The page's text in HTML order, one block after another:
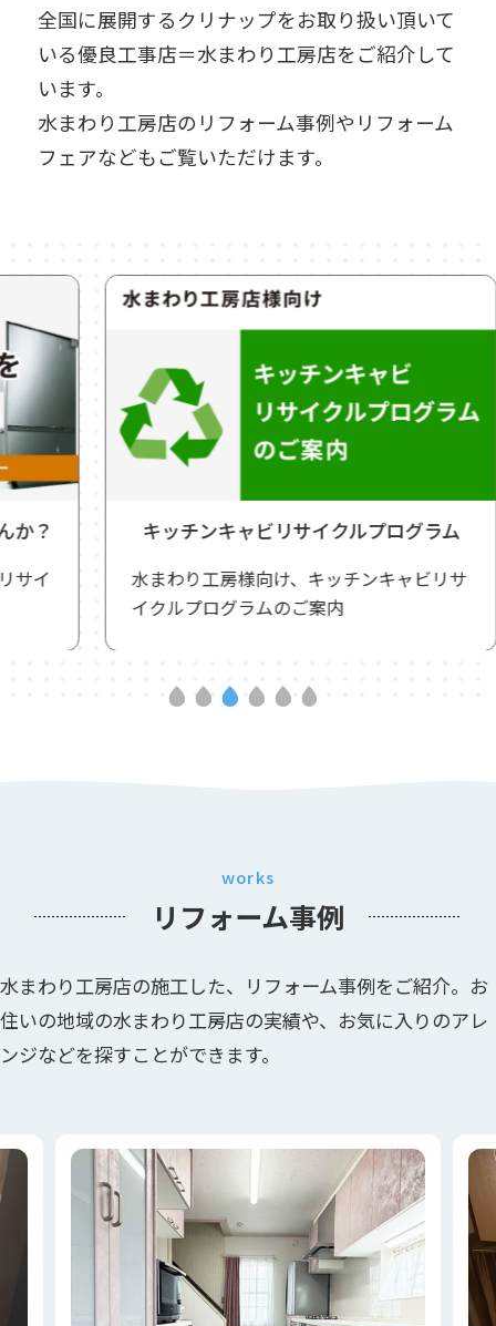
全国に展開するクリナップをお取り扱い頂いて
いる優良工事店＝水まわり工房店をご紹介して
います。
水まわり工房店のリフォーム事例やリフォーム
フェアなどもご覧いただけます。
キッチンキャビリサイクルプログラム
水まわり工房様向け、キッチンキャビリサ
イクルプログラムのご案内
works
リフォーム事例
水まわり工房店の施工した、リフォーム事例をご紹介。お
住いの地域の水まわり工房店の実績や、お気に入りのアレ
ンジなどを探すことができます。